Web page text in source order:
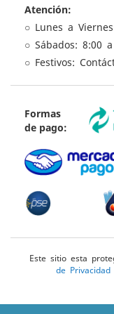
Atención:
○ Lunes a
○ Sábados: 8:00
○ Festivos:
Formas
de pago:
Este sitio esta
de Privacidad